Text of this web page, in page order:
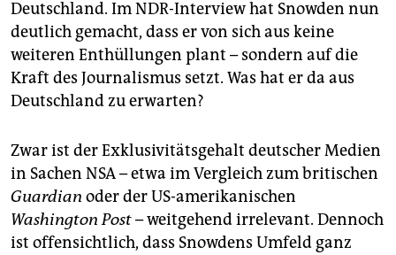
Deutschland. Im NDR-Interview hat Snowden nun
deutlich gemacht, dass er von sich aus keine
weiteren Enthüllungen plant – sondern auf die
Kraft des Journalismus setzt. Was hat er da aus
Deutschland zu erwarten?
Zwar ist der Exklusivitätsgehalt deutscher Medien
in Sachen NSA – etwa im Vergleich zum britischen
Guardian oder der US-amerikanischen
Washington Post– weitgehend irrelevant. Dennoch
ist offensichtlich, dass Snowdens Umfeld ganz